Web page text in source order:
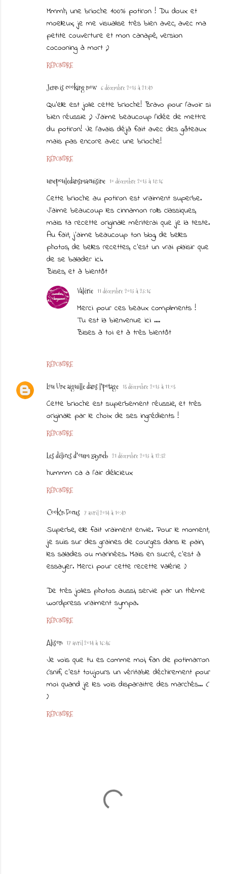
Mmmh, une brioche 100% potiron ! Du doux et
moelleux, je me visualise très bien avec, avec ma
petite couverture et mon canapé, version
cocooning à mort ;)
RÉPONDRE
Jenn is cooking now 6 décembre 2013 à 21:49
Qu'elle est jolie cette brioche! Bravo pour l'avoir si
bien réussie ;) J'aime beaucoup l'idée de mettre
du potiron! Je l'avais déjà fait avec des gâteaux
mais pas encore avec une brioche!
RÉPONDRE
unepouledansmacuisine 10 décembre 2013 à 18:16
Cette brioche au potiron est vraiment superbe.
J'aime beaucoup les cinnamon rolls classiques,
mais ta recette originale mériterai que je la teste.
Au fait, j'aime beaucoup ton blog, de belles
photos, de belles recettes, c'est un vrai plaisir que
de se balader ici.
Bises, et à bientôt
RÉPONDRE
Valérie 11 décembre 2013 à 23:16
Merci pour ces beaux compliments !
Tu est la bienvenue ici ....
Bises à toi et à très bientôt
Lou Une aiguille dans l'potage 15 décembre 2013 à 11:05
Cette brioche est superbement réussie, et très
originale par le choix de ses ingrédients !
RÉPONDRE
Les délices d'oum zayneb 21 décembre 2013 à 12:52
hummm ca a l'air délicieux
RÉPONDRE
Cook'n Focus 7 avril 2014 à 10:49
Superbe, elle fait vraiment envie. Pour le moment,
je suis sur des graines de courges dans le pain,
les salades ou marinées. Mais en sucré, c'est à
essayer. Merci pour cette recette Valérie :)
De très jolies photos aussi, servie par un thème
wordpress vraiment sympa.
RÉPONDRE
Alison 17 avril 2014 à 16:46
Je vois que tu es comme moi, fan de potimarron
(snif, c'est toujours un véritable déchirement pour
moi quand je les vois disparaitre des marchés... :(
)
RÉPONDRE